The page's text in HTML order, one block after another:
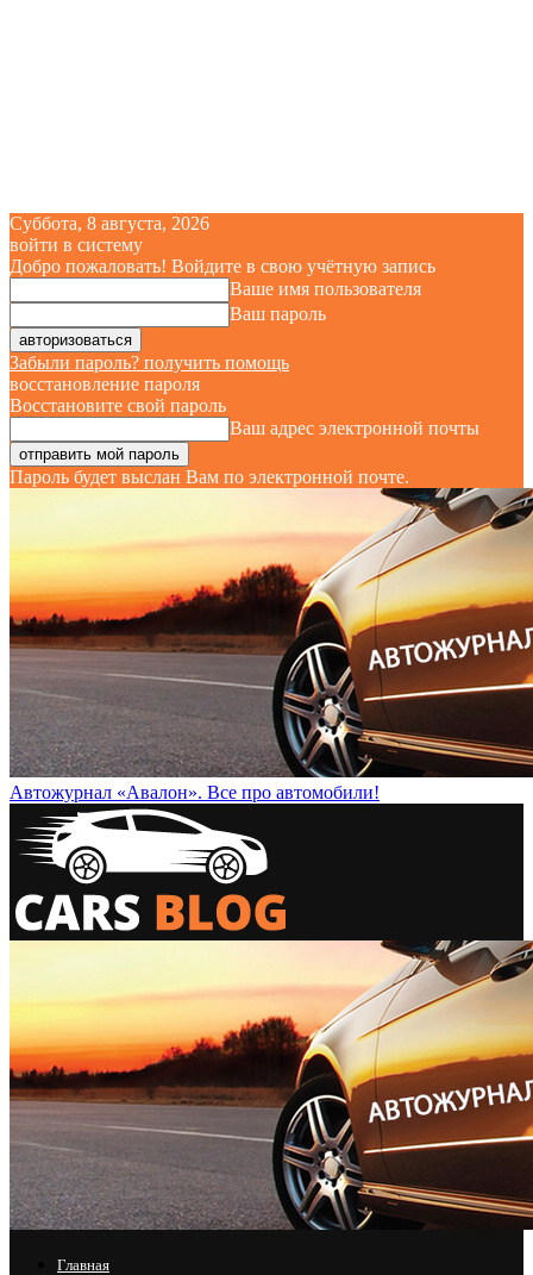
Суббота, 8 августа, 2026
войти в систему
Добро пожаловать! Войдите в свою учётную запись
Ваше имя пользователя
Ваш пароль
Забыли пароль? получить помощь
восстановление пароля
Восстановите свой пароль
Ваш адрес электронной почты
Пароль будет выслан Вам по электронной почте.
Автожурнал «Авалон». Все про автомобили!
Главная